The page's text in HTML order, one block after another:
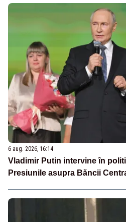
6 aug. 2026, 16:14
Vladimir Putin intervine în
Presiunile asupra Băncii